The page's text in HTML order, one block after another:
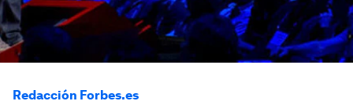
Redacción Forbes.es